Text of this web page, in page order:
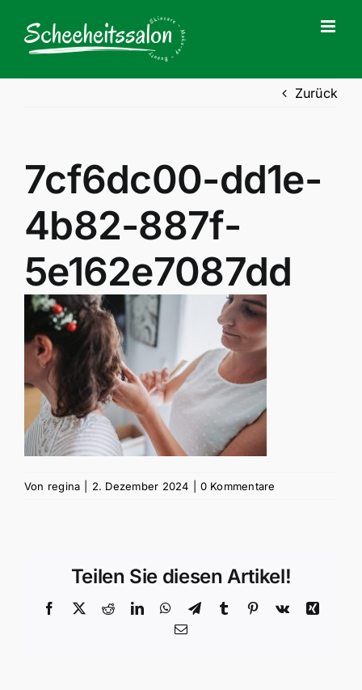
Inhalt
springen
Zurück
7cf6dc00-dd1e-
4b82-887f-
5e162e7087dd
Von regina 2. Dezember 2024 0 Kommentare
Teilen Sie diesen Artikel!
Facebook
X RedditLinkedInWhatsApp
TelegramTumblr Pinterest
Vk
Xing
E-